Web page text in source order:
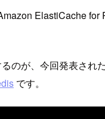
ElastiCache for
のが、今回発表された
です。